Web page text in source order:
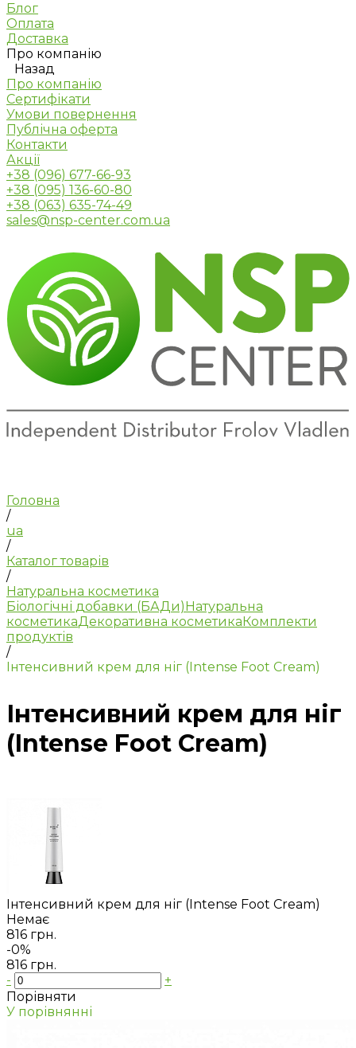
Блог
Оплата
Доставка
Про компанію
Назад
Про компанію
Сертифікати
Умови повернення
Публічна оферта
Контакти
Акції
+38 (096) 677-66-93
+38 (095) 136-60-80
+38 (063) 635-74-49
sales@nsp-center.com.ua
Головна
/
ua
/
Каталог товарів
/
Натуральна косметика
Біологічні добавки (БАДи) Натуральна
косметикаДекоративна косметика Комплекти
продуктів
/
Інтенсивний крем для ніг (Intense Foot Cream)
Інтенсивний крем для ніг
(Intense Foot Cream)
Інтенсивний крем для ніг (Intense Foot Cream)
Немає
816 грн.
-0%
816 грн.
-
+
Порівняти
У порівнянні